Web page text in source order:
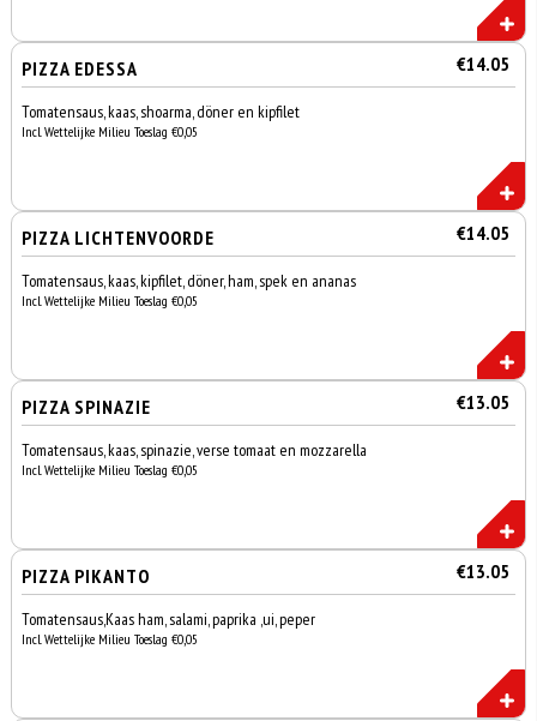
PIZZA EDESSA €14.05
Tomatensaus, kaas, shoarma, döner en kipfilet
Incl. Wettelijke Milieu Toeslag €0,05
PIZZA LICHTENVOORDE €14.05
Tomatensaus, kaas, kipfilet, döner, ham, spek en ananas
Incl. Wettelijke Milieu Toeslag €0,05
PIZZA SPINAZIE €13.05
Tomatensaus, kaas, spinazie, verse tomaat en mozzarella
Incl. Wettelijke Milieu Toeslag €0,05
PIZZA PIKANTO €13.05
Tomatensaus,Kaas ham, salami, paprika ,ui, peper
Incl. Wettelijke Milieu Toeslag €0,05